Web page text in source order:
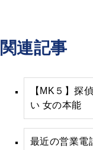
関連記事
【MK５】探
い 女の本能
最近の営業